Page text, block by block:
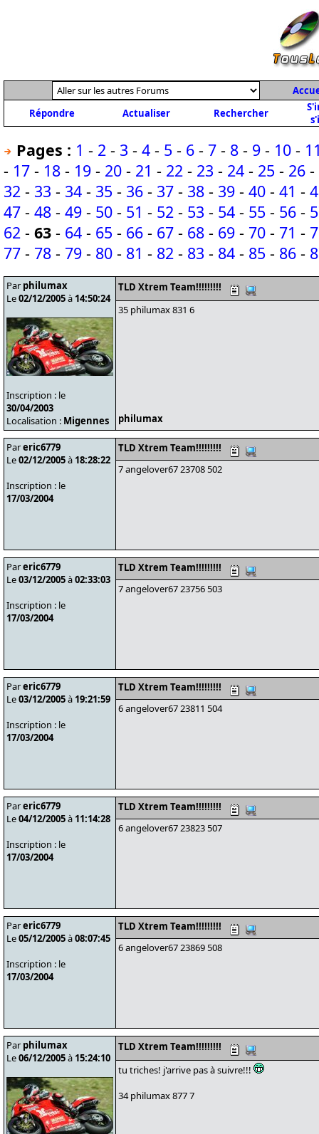
Répondre
Actualiser Rechercher
Pages : 1 - 2 - 3 - 4 - 5 - 6 - 7 - 8 - 9 - 10 -
- 17 - 18 - 19 - 20 - 21 - 22 - 23 - 24 - 25 - 26 -
32 - 33 - 34 - 35 - 36 - 37 - 38 - 39 - 40 - 41 -
47 - 48 - 49 - 50 - 51 - 52 - 53 - 54 - 55 - 56 -
62 - 63 - 64 - 65 - 66 - 67 - 68 - 69 - 70 - 71 -
77 - 78 - 79 - 80 - 81 - 82 - 83 - 84 - 85 - 86 -
Par philumax
Le02/12/2005à 14:50:24
Inscription : le
30/04/2003
Localisation : Migennes
TLD Xtrem Team!!!!!!!!!
35 philumax 831 6
philumax
Pareric6779
Le02/12/2005à 18:28:22
Inscription : le
17/03/2004
TLD Xtrem Team!!!!!!!!!
7 angelover67 23708 502
Pareric6779
Le03/12/2005à02:33:03
Inscription : le
17/03/2004
TLD Xtrem Team!!!!!!!!!
7 angelover67 23756 503
Pareric6779
Le03/12/2005à 19:21:59
Inscription : le
17/03/2004
TLD Xtrem Team!!!!!!!!!
6 angelover67 23811 504
Pareric6779
Le04/12/2005à 11:14:28
Inscription : le
17/03/2004
TLD Xtrem Team!!!!!!!!!
6 angelover67 23823 507
Pareric6779
Le05/12/2005à08:07:45
Inscription : le
17/03/2004
TLD Xtrem Team!!!!!!!!!
6 angelover67 23869 508
Par philumax
Le06/12/2005à 15:24:10
TLD Xtrem Team!!!!!!!!!
tu triches! j'arrive pas à suivre!!!
34 philumax 877 7